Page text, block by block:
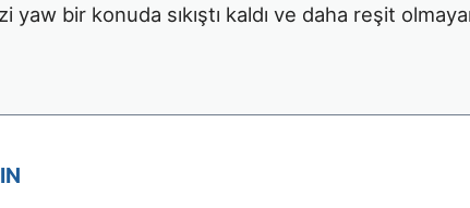
yaw bir konuda sıkıştı kaldı ve daha reşit